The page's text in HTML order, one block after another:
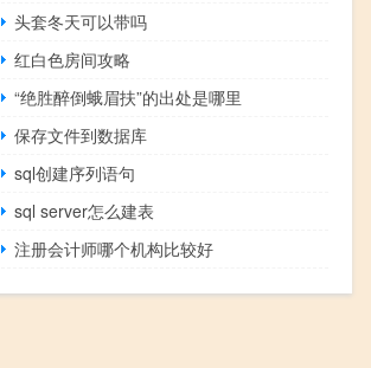
头套冬天可以带吗
红白色房间攻略
“绝胜醉倒蛾眉扶”的出处是哪里
保存文件到数据库
sql创建序列语句
sql server怎么建表
注册会计师哪个机构比较好